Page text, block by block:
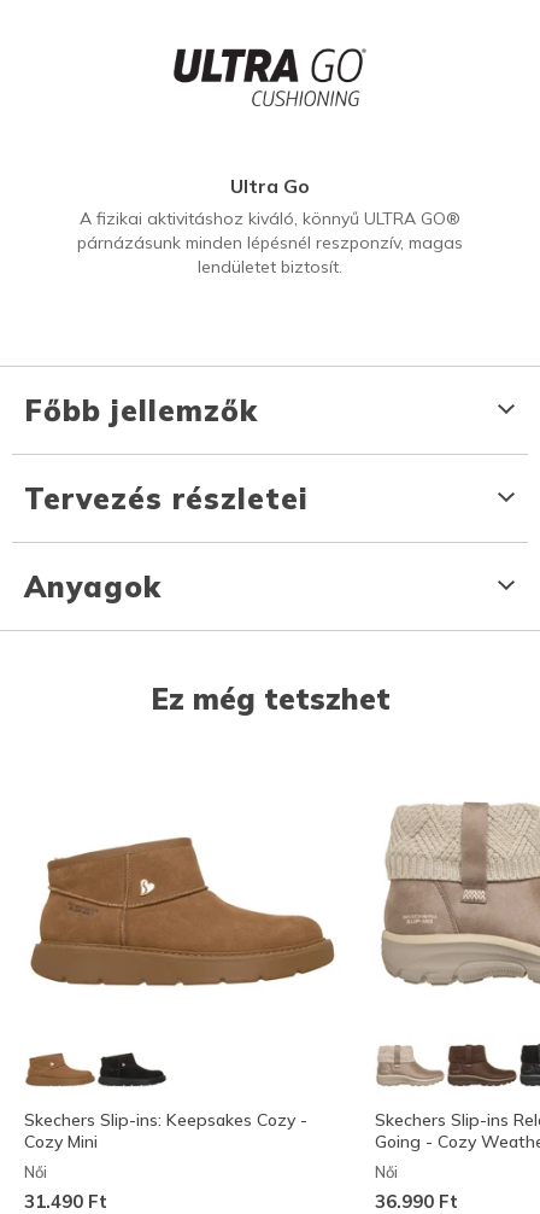
Ultra Go
A fizikai aktivitáshoz kiváló, könnyű ULTRA GO®
párnázásunk minden lépésnél reszponzív, magas
lendületet biztosít.
Főbb jellemzők
Tervezés részletei
Anyagok
Ez még tetszhet
Skechers Slip-ins: Keepsakes Cozy -
Cozy Mini
Női
31.490 Ft
Skechers Slip-ins
Going - Cozy
Női
36.990 Ft